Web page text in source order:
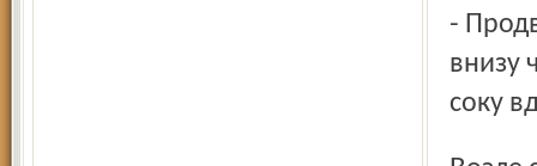
- Продвигается к Волге. Это еще одно доказательство, что
внизу
соку